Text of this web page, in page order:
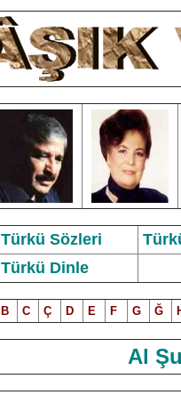
Türkü Sözleri
Türkü Dinle
B C Ç D E F G Ğ
Al